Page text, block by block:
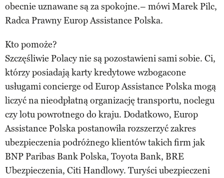
obecnie uznawane są za spokojne.– mówi Marek Pilc,
Radca Prawny Europ Assistance Polska.
Kto pomoże?
Szczęśliwie Polacy nie są pozostawieni sami sobie. Ci,
którzy posiadają karty kredytowe wzbogacone
usługami concierge od Europ Assistance Polska mogą
liczyć na nieodpłatną organizację transportu, noclegu
czy lotu powrotnego do kraju. Dodatkowo, Europ
Assistance Polska postanowiła rozszerzyć zakres
ubezpieczenia podróżnego klientów takich firm jak
BNP Paribas Bank Polska, Toyota Bank, BRE
Ubezpieczenia, Citi Handlowy. Turyści ubezpieczeni